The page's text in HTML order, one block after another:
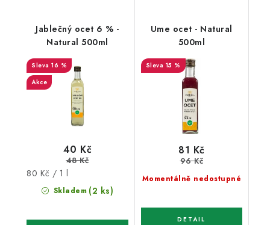
Jablečný ocet 6 % -
Natural 500ml
16 %
Akce
Skladem (2 ks)
40 Kč
48 Kč
Měrná
cena:
80 Kč / 1 l
Ume ocet - Natural
500ml
15 %
Momentálně nedostupné
81 Kč
96 Kč